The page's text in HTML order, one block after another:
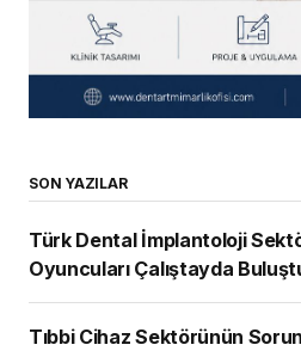
SON YAZILAR
Türk Dental İmplantoloji
Oyuncuları Çalıştayda
Tıbbi Cihaz Sektörünün